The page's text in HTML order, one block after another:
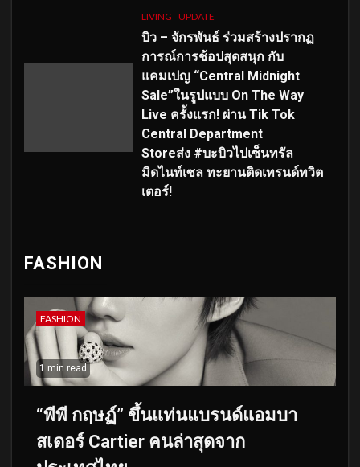
LIVING UPDATE
บิว – จักรพันธ์ ร่วมสร้างปรากฏ
การณ์การช้อปสุดสนุก กับ
แคมเปญ “Central Midnight
Sale”ในรูปแบบ On The Way
Live ครั้งแรก! ผ่าน Tik Tok
Central Department
Storeส่ง #บะบิวไปเซ็นทรัล
มิดไนท์เซล ทะยานติดเทรนด์ทวิต
เตอร์!
FASHION
FASHION
1 min read
“พีพี กฤษฏ์” ขึ้นแท่นแบรนด์แอมบา
สเดอร์ Cartier คนล่าสุดจาก